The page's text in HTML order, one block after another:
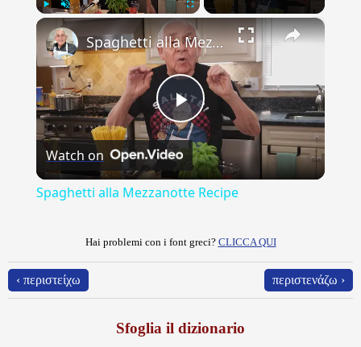
Unmute ×
Play
Video
Spaghetti alla Mezzanotte Recipe
Watch on
Spaghetti alla Mezzanotte Recipe
Hai problemi con i font greci? CLICCA QUI
‹ περιστείχω περιστενάζω ›
Sfoglia il dizionario